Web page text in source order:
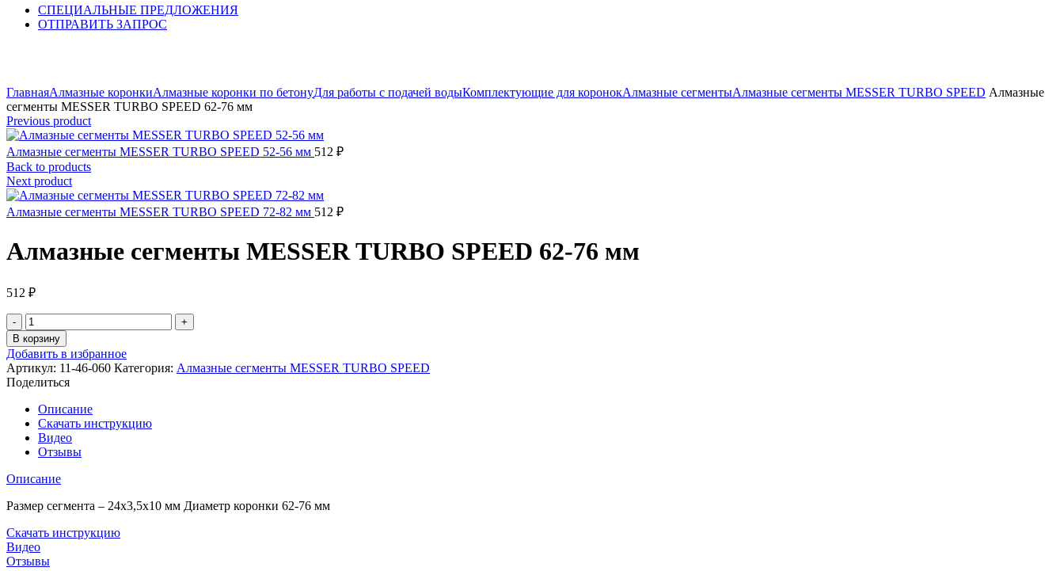
СПЕЦИАЛЬНЫЕ ПРЕДЛОЖЕНИЯ
ОТПРАВИТЬ ЗАПРОС
ГлавнаяАлмазные коронкиАлмазные коронки по бетонуДля работы с подачей водыКомплектующие для коронокАлмазные сегментыАлмазные сегменты MESSER TURBO SPEED Алмазные
сегменты MESSER TURBO SPEED 62-76 мм
Previous product
Алмазные сегменты MESSER TURBO SPEED 52-56 мм 512 ₽
Back to products
Next product
Алмазные сегменты MESSER TURBO SPEED 72-82 мм 512 ₽
Алмазные сегменты MESSER TURBO SPEED 62-76 мм
512 ₽
Количество
товара
Алмазные
сегменты
MESSER
TURBO
SPEED
62-
76
мм
В корзину
Добавить в избранное
Артикул: 11-46-060 Категория: Алмазные сегменты MESSER TURBO SPEED
Поделиться
Описание
Скачать инструкцию
Видео
Отзывы
Описание
Размер сегмента – 24х3,5х10 мм Диаметр коронки 62-76 мм
Скачать инструкцию
Видео
Отзывы